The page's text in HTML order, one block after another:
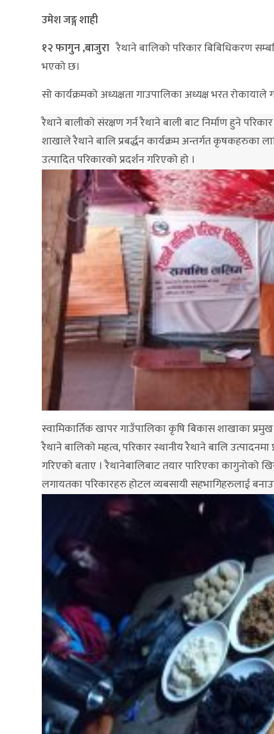
उमेश जङ्ग शाही
१२ फागुन ,बाजुरा रैथाने बालिको परिकार बिबिधिकरण
भएको छ।
सो कार्यक्रमको अध्यक्षता गाउपालिका अध्यक्ष भरत रोकायाले
रैथाने बालीको संरक्षण गर्न रैथाने बाली बाट निर्माण हुने
शाखाले रैथाने बालि प्रबर्द्धन कार्यक्रम अन्तर्गत कृषकहरुका
उत्पादित परिकारको प्रदर्शन गरिएको हो ।
स्वामिकार्तिक खापर गाउँपालिका कृषि बिकास शाखाका
रैथाने बालिको महत्व, परिकार स्थानीय रैथाने बालि
गरिएको बताए । रैथानेबालिबाट तयार पारिएका
लगायतका परिकारहरु होटल व्यबसायी सहभागिहरुलाई